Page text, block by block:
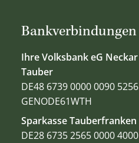
Bankverbindungen
Ihre Volksbank eG
Tauber
DE48 6739 0000 0090
GENODE61WTH
Sparkasse Tauberfranken
DE28 6735 2565 0000